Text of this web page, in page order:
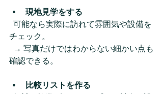
現地見学をする
チェック。
確認できる。
比較リストを作る